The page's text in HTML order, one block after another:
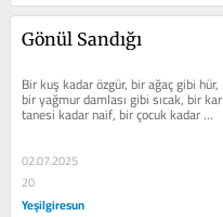
Gönül Sandığı
Bir kuş kadar özgür, bir ağaç gibi hür,
bir yağmur damlası gibi sıcak, bir kar
tanesi kadar naif, bir çocuk kadar
masum. Bir elmanın...
02.07.2025
20
Yeşilgiresun